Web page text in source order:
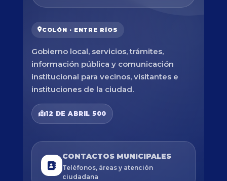
COLÓN · ENTRE RÍOS
Gobierno local, servicios, trámites,
información pública y comunicación
institucional para vecinos, visitantes e
instituciones de la ciudad.
12 DE ABRIL 500
CONTACTOS MUNICIPALES
Teléfonos, áreas y atención
ciudadana